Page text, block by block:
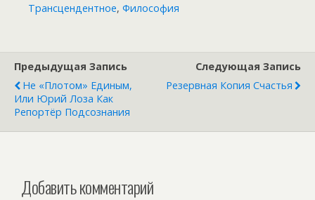
Трансцендентное, Философия
Предыдущая Запись
Не «Плотом» Единым,
Или Юрий Лоза Как
Репортёр Подсознания
Следующая Запись
Резервная Копия Счастья
Добавить комментарий